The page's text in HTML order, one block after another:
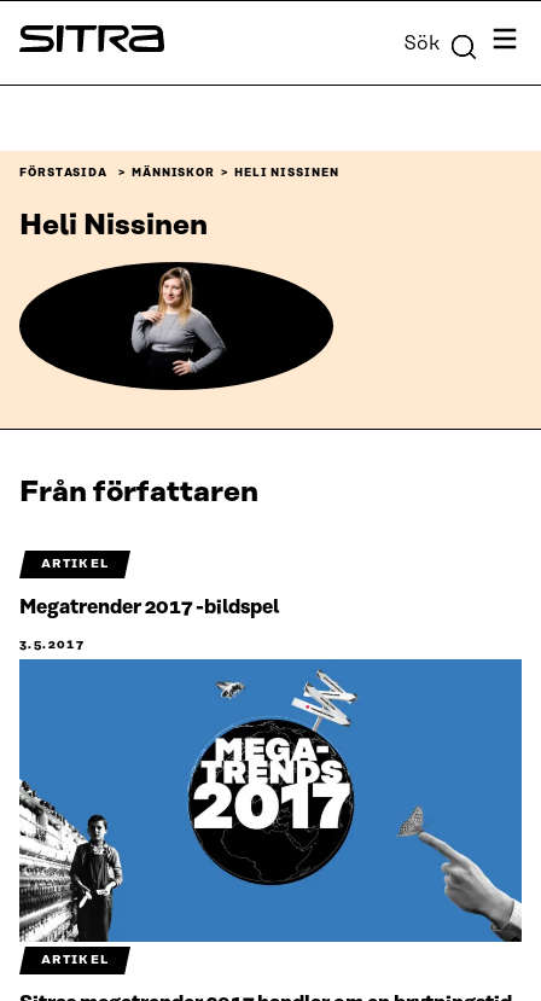
Skip to
content
Sitra Sök Meny
FÖRSTASIDA MÄNNISKOR HELI NISSINEN
Heli Nissinen
Från författaren
ARTIKEL
Megatrender 2017 -bildspel
3.5.2017
ARTIKEL